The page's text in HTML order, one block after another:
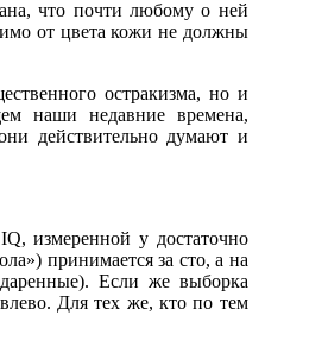
что почти любому о ней
от цвета кожи не должны
остракизма, но и
наши недавние времена,
действительно думают и
измеренной у достаточно
принимается за сто, а на
Если же выборка
Для тех же, кто по тем